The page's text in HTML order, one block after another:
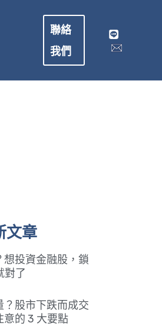
聯絡
我們
文章
想投資金融股，鎖
對了
？股市下跌而成交
意的 3 大要點